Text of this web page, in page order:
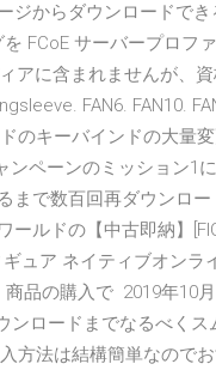
からダウンロードで
FCoE サーバープロフ
アに含まれませんが、資
FAN6. FAN10.
のキーバインドの大量
ンペーンのミッション1
で数百回再ダウンロー
ールドの【中古即納】
ュア ネイティブオンラ
品の購入で 2019年10
ンロードまでなるべく
方法は結構簡単なので